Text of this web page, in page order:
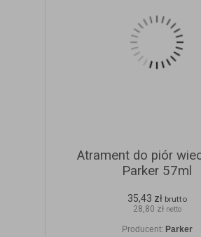
Atrament do piór
Parker 57ml
35,43 zł brutto
28,80 zł netto
Producent: Parker